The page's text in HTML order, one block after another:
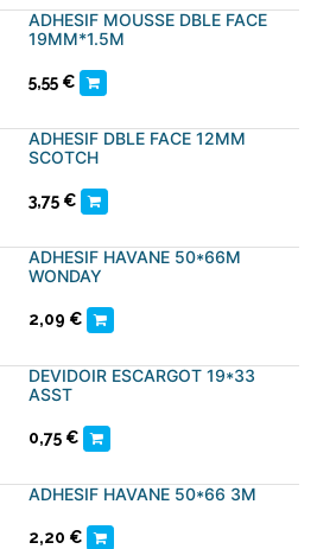
ADHESIF MOUSSE DBLE FACE
19MM*1.5M
5,55 €
ADHESIF DBLE FACE 12MM
SCOTCH
3,75 €
ADHESIF HAVANE 50*66M
WONDAY
2,09 €
DEVIDOIR ESCARGOT 19*33
ASST
0,75 €
ADHESIF HAVANE 50*66 3M
2,20 €